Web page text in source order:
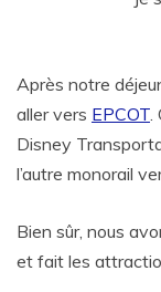
Après notre
aller vers EPCOT
Disney
l’autre monorail
Bien sûr, nous
et fait les